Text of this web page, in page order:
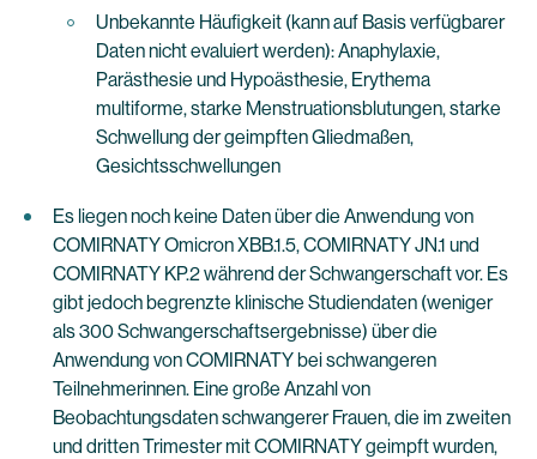
Unbekannte Häufigkeit (kann auf Basis verfügbarer
Daten nicht evaluiert werden): Anaphylaxie,
Parästhesie und Hypoästhesie, Erythema
multiforme, starke Menstruationsblutungen, starke
Schwellung der geimpften Gliedmaßen,
Gesichtsschwellungen
Es liegen noch keine Daten über die Anwendung von
COMIRNATY Omicron XBB.1.5, COMIRNATY JN.1 und
COMIRNATY KP.2 während der Schwangerschaft vor. Es
gibt jedoch begrenzte klinische Studiendaten (weniger
als 300 Schwangerschaftsergebnisse) über die
Anwendung von COMIRNATY bei schwangeren
Teilnehmerinnen. Eine große Anzahl von
Beobachtungsdaten schwangerer Frauen, die im zweiten
und dritten Trimester mit COMIRNATY geimpft wurden,